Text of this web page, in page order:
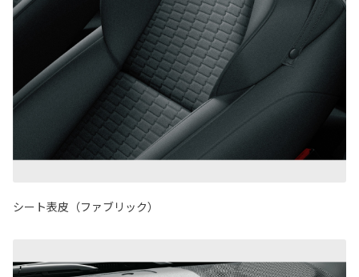
シート表皮（ファブリック）